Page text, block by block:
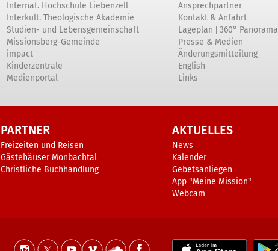
Internat. Hochschule Liebenzell
Interkult. Theologische Akademie
Studien- und Lebensgemeinschaft
Missionsberg-Gemeinde
impact
Kinderzentrale
Medienportal
Ansprechpartner
Kontakt & Anfahrt
Lageplan | 360° Panorama
Presse & Medien
Änderungsmitteilung
English
Links
PARTNER
Freizeiten und Reisen
Gästehäuser Monbachtal
Christliche Buchhandlung
AKTUELLES
News
Kalender
Gebetsanliegen
App "Meine Mission"
Webcam